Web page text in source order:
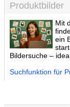
Produktbilder
Mit
ein
Bildersuche –
Suchfunktion für